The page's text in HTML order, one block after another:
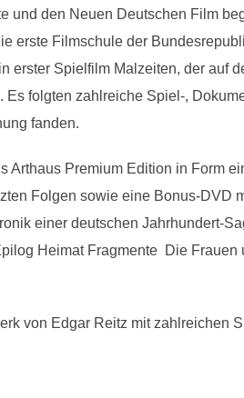
und den Neuen Deutschen Film
erste Filmschule der
Spielfilm Malzeiten, der auf
folgten zahlreiche Spiel-,
fanden.
Arthaus Premium Edition in Form
Folgen sowie eine Bonus-DVD
einer deutschen Jahrhundert-
Heimat Fragmente  Die Frauen
von Edgar Reitz mit zahlreichen